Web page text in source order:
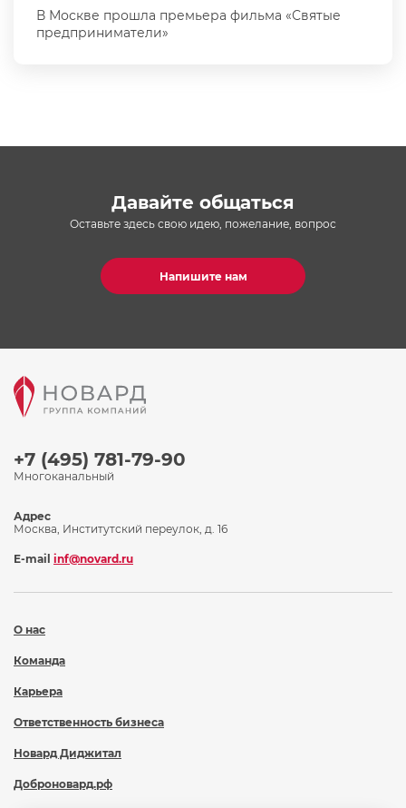
В Москве прошла премьера фильма «Святые
предприниматели»
Давайте общаться
Оставьте здесь свою идею, пожелание, вопрос
Напишите нам
+7 (495) 781-79-90
Многоканальный
О нас
Команда
Карьера
Ответственность бизнеса
Новард Диджитал
Доброновард.рф
Адрес
Москва, Институтский переулок, д. 16
E-mail inf@novard.ru